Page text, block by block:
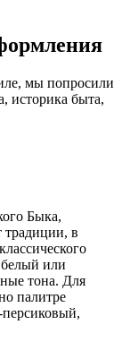
мы попросили
историка быта,
Быка,
традиции, в
белый или
тона. Для
палитре